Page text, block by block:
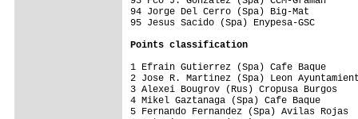
94 Jorge Del Cerro (Spa) Big-Mat
95 Jesus Sacido (Spa) Enypesa-GSC
Points classification
1 Efrain Gutierrez (Spa) Cafe Baque
2 Jose R. Martinez (Spa) Leon
3 Alexei Bougrov (Rus) Cropusa
4 Mikel Gaztanaga (Spa) Cafe Baque
5 Fernando Fernandez (Spa) Avilas